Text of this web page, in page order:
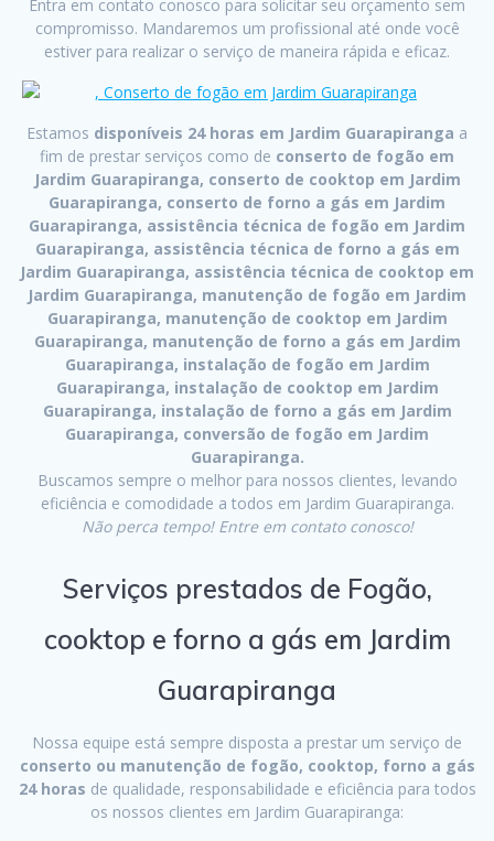
Entra em contato conosco para solicitar seu orçamento sem
compromisso. Mandaremos um profissional até onde você
estiver para realizar o serviço de maneira rápida e eficaz.
Estamos disponíveis 24 horas em Jardim Guarapiranga a
fim de prestar serviços como de conserto de fogão em
Jardim Guarapiranga, conserto de cooktop em Jardim
Guarapiranga, conserto de forno a gás em Jardim
Guarapiranga, assistência técnica de fogão em Jardim
Guarapiranga, assistência técnica de forno a gás em
Jardim Guarapiranga, assistência técnica de cooktop em
Jardim Guarapiranga, manutenção de fogão em Jardim
Guarapiranga, manutenção de cooktop em Jardim
Guarapiranga, manutenção de forno a gás em Jardim
Guarapiranga, instalação de fogão em Jardim
Guarapiranga, instalação de cooktop em Jardim
Guarapiranga, instalação de forno a gás em Jardim
Guarapiranga, conversão de fogão em Jardim
Guarapiranga.
Buscamos sempre o melhor para nossos clientes, levando
eficiência e comodidade a todos em Jardim Guarapiranga.
Não perca tempo! Entre em contato conosco!
Serviços prestados de Fogão,
cooktop e forno a gás em Jardim
Guarapiranga
Nossa equipe está sempre disposta a prestar um serviço de
conserto ou manutenção de fogão, cooktop, forno a gás
24 horas de qualidade, responsabilidade e eficiência para todos
os nossos clientes em Jardim Guarapiranga: